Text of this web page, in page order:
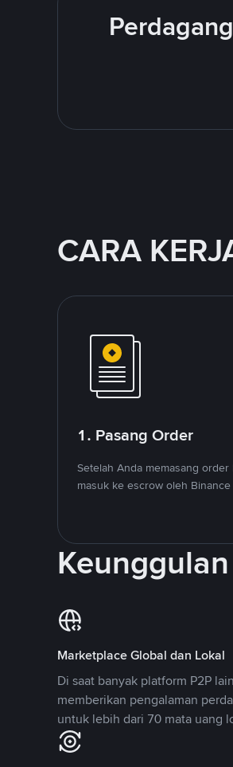
CARA
1. Pasang Order
Setelah Anda memasang order
masuk ke escrow oleh Binance
Marketplace Global dan Lokal
Di saat banyak platform P2P
memberikan pengalaman
untuk lebih dari 70 mata uang